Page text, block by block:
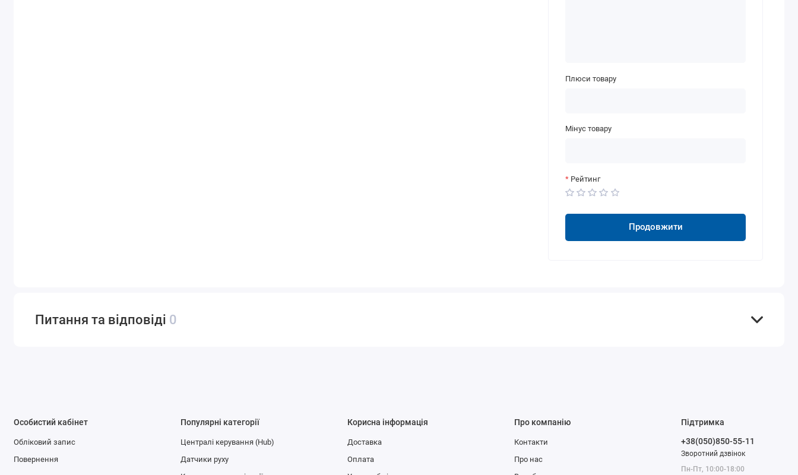
Плюси товару
Мінус товару
Рейтинг
Продовжити
Питання та відповіді 0
Особистий кабінет
Обліковий запис
Повернення
Популярні категорії
Централі керування (Hub)
Датчики руху
Корисна інформація
Доставка
Оплата
Про компанію
Контакти
Про нас
Підтримка
+38(050)850-55-11
Зворотний дзвінок
Пн-Пт, 10:00-18:00